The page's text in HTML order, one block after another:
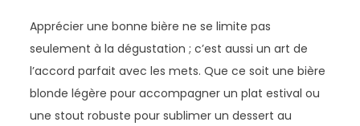
Apprécier une bonne bière ne se limite pas
seulement à la dégustation ; c’est aussi un art de
l’accord parfait avec les mets. Que ce soit une bière
blonde légère pour accompagner un plat estival ou
une stout robuste pour sublimer un dessert au